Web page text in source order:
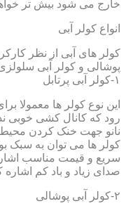
خارج می شود بیش تر
انواع کولر آبی
کولر های آبی از نظر
پوشالی و کولر آبی
۱-کولر آبی پرتابل
رود که کانال کشی خوبی
نانو جهت خنک کردن محیط
کولر ها می توان به سبک
سریع و قیمت مناسب
صدای زیاد و باد کم اشاره
۲-کولر آبی پوشالی